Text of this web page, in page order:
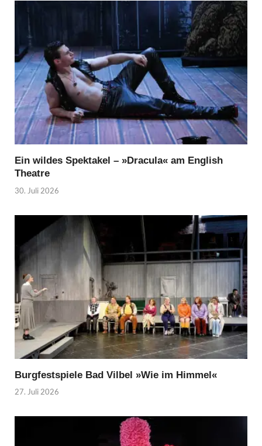
Ein wildes Spektakel – »Dracula« am English
Theatre
30. Juli 2026
Burgfestspiele Bad Vilbel »Wie im Himmel«
27. Juli 2026